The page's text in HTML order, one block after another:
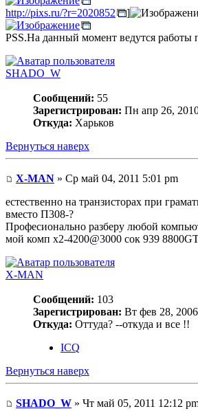
http://pixs.ru/?r=2020852 ]
PSS.На данный момент ведутся
SHADO_W
Сообщений: 55
Зарегистрирован: Пн апр 26,
Откуда: Харьков
Вернуться наверх
X-MAN » Ср май 04, 2011 5:01 pm
естественно на транзисторах при
вместо П308-?
Професионально разберу любой
мой комп х2-4200@3000 сок 939
X-MAN
Сообщений: 103
Зарегистрирован: Вт фев 28,
Откуда: Оттуда? --откуда и все !!
ICQ
Вернуться наверх
SHADO_W » Чт май 05, 2011 12:12